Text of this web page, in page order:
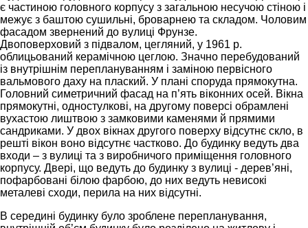
є частиною головного корпусу з загальною несучою стіною і
межує з баштою сушильні, броварнею та складом. Чоловим
фасадом звернений до вулиці Фрунзе.
Двоповерховий з підвалом, цегляний, у 1961 р.
облицьований керамічною цеглою. Значно перебудований
із внутрішнім переплануванням і заміною первісного
вальмового даху на плаский. У плані споруда прямокутна.
Головний симетричний фасад на п’ять віконних осей. Вікна
прямокутні, одностулкові, на другому поверсі обрамлені
вухастою лиштвою з замковими каменями й прямими
сандриками. У двох вікнах другого поверху відсутнє скло, в
решті вікон воно відсутнє частково. До будинку ведуть два
входи – з вулиці та з виробничого приміщення головного
корпусу. Двері, що ведуть до будинку з вулиці - дерев’яні,
пофарбовані білою фарбою, до них ведуть невисокі
металеві сходи, перила на них відсутні.
В середині будинку було зроблене перепланування,